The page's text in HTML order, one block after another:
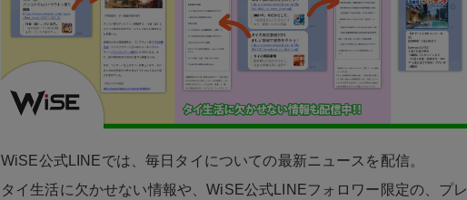
WiSE公式LINEでは、毎日タイについての最新ニュースを配信。
タイ生活に欠かせない情報や、WiSE公式LINEフォロワー限定の、プレ